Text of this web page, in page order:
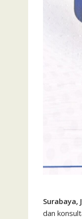
Surabaya,
dan